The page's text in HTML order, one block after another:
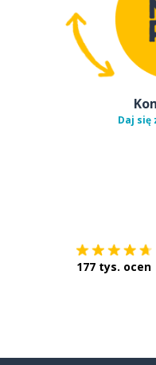
Daj się
177 tys. ocen